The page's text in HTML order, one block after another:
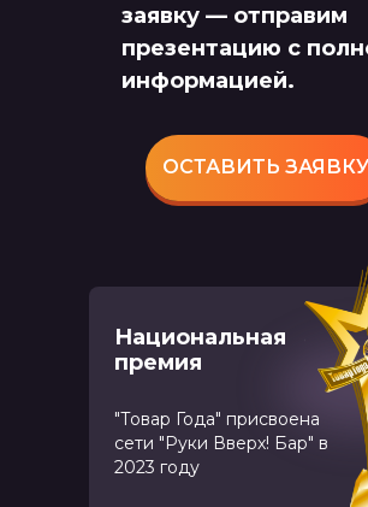
заявку — отправим
презентацию с
информацией.
ОСТАВИТЬ ЗАЯВКУ
Национальная
премия
"Товар Года" присвоена
сети "Руки Вверх! Бар" в
2023 году